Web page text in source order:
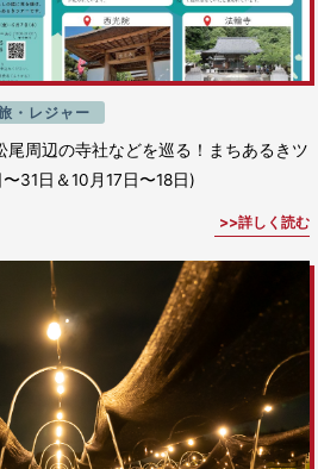
・レジャー
尾周辺の寺社などを巡る！まちあるきツ
31日＆10月17日〜18日)
詳しく読む